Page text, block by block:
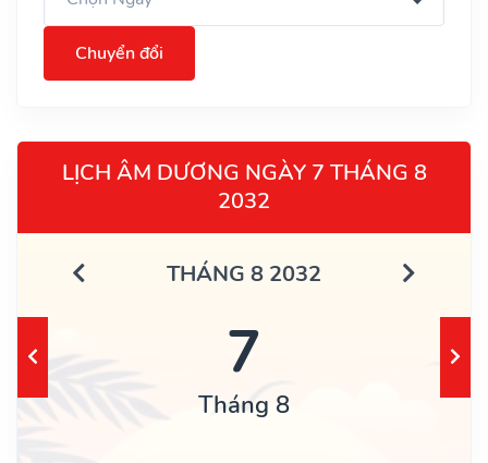
Chuyển đổi
LỊCH ÂM DƯƠNG NGÀY 7 THÁNG 8
2032
THÁNG 8 2032
7
Tháng 8